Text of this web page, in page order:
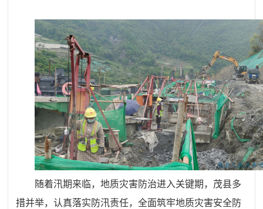
随着汛期来临，地质灾害防治进入关键期，茂县多
措并举，认真落实防汛责任，全面筑牢地质灾害安全防